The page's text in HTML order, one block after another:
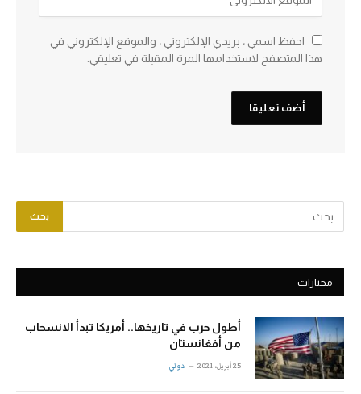
احفظ اسمي ، بريدي الإلكتروني ، والموقع الإلكتروني في
هذا المتصفح لاستخدامها المرة المقبلة في تعليقي.
مختارات
أطول حرب في تاريخها.. أمريكا تبدأ الانسحاب
من أفغانستان
25 أبريل، 2021 دولي